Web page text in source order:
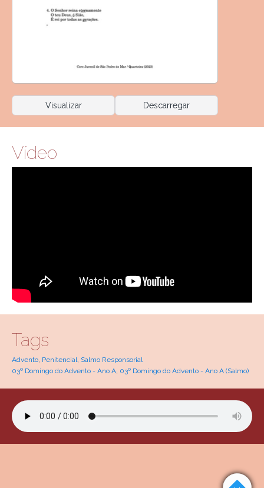
Visualizar Descarregar
Vídeo
Tags
Advento Penitencial Salmo Responsorial
03º Domingo do Advento - Ano A 03º Domingo do Advento - Ano A (Salmo)